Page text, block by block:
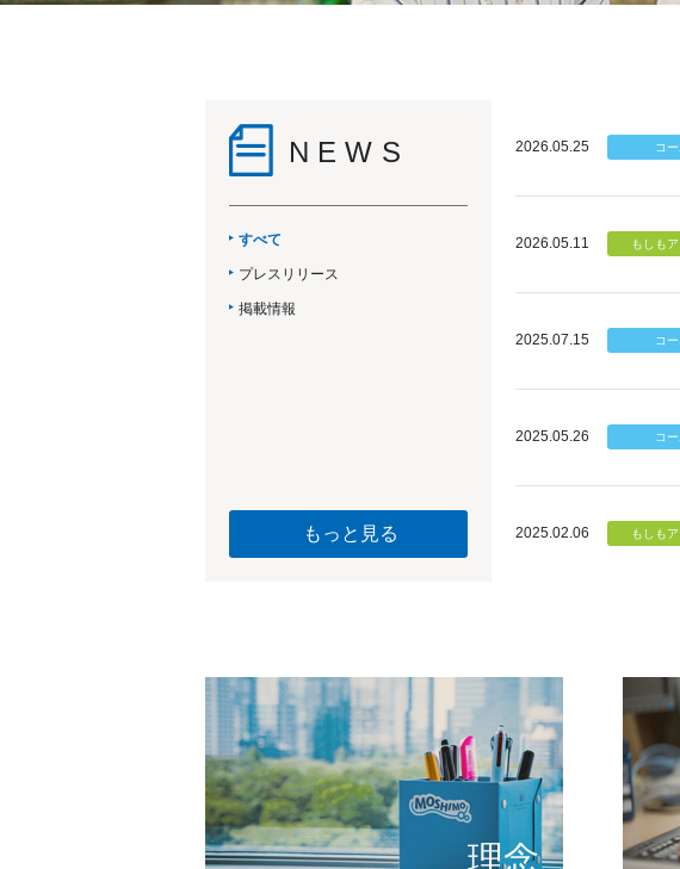
NEWS
すべて
プレスリリース
掲載情報
もっと見る
2026.05.25
2026.05.11
2025.07.15
2025.05.26
2025.02.06
理念
個の
もしもが描